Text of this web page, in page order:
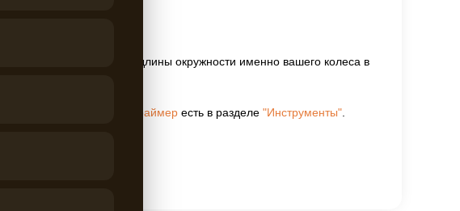
эффект.
сервиса по пересчету длины окружности именно вашего колеса в
колес.
праймер есть в разделе "Инструменты"